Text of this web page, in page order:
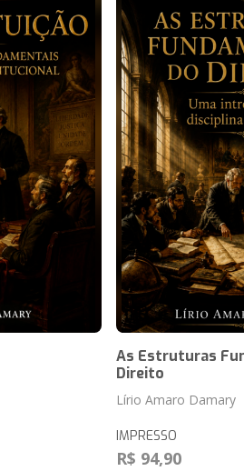
As Estruturas
Direito
Lírio Amaro Damary
IMPRESSO
R$ 94,90